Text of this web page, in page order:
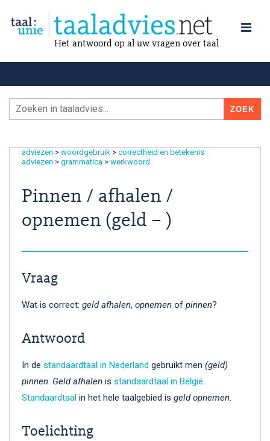
Het antwoord op al uw vragen over taal
adviezen > woordgebruik > correctheid en betekenis
adviezen > grammatica > werkwoord
Pinnen / afhalen /
opnemen (geld – )
Vraag
Wat is correct: geld afhalen, opnemen of pinnen?
Antwoord
In de standaardtaal in Nederland gebruikt men (geld)
pinnen. Geld afhalen is standaardtaal in België.
Standaardtaal in het hele taalgebied is geld opnemen.
Toelichting